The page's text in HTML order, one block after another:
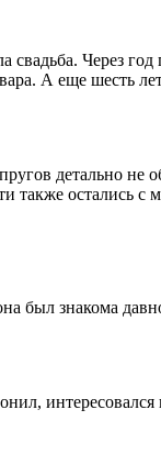
Через год
А еще шесть
детально не
также остались
знакома